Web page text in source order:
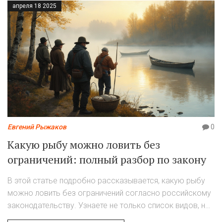
честная информация.
апреля 18 2025
Евгений Рыжаков 0
Какую рыбу можно ловить без
ограничений: полный разбор по закону
В этой статье подробно рассказывается, какую рыбу
можно ловить без ограничений согласно российскому
законодательству. Узнаете не только список видов, но
и важные нюансы по регионам и временам года.